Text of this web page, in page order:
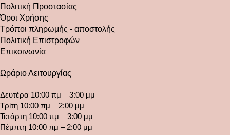
Πολιτική Προστασίας
Όροι Χρήσης
Τρόποι πληρωμής - αποστολής
Πολιτική Επιστροφών
Επικοινωνία
Ωράριο Λειτουργίας
Δευτέρα 10:00 πμ – 3:00 μμ
Τρίτη 10:00 πμ – 2:00 μμ
Τετάρτη 10:00 πμ – 3:00 μμ
Πέμπτη 10:00 πμ – 2:00 μμ